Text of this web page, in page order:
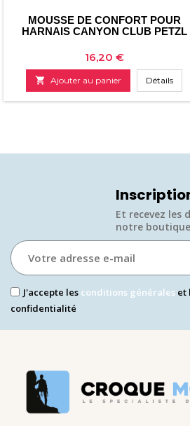
MOUSSE DE CONFORT POUR
HARNAIS CANYON CLUB PETZL
Prix
16,20 €
 Ajouter au panier Détails
Et recevez les
notre
J'accepte les conditions générales et
confidentialité